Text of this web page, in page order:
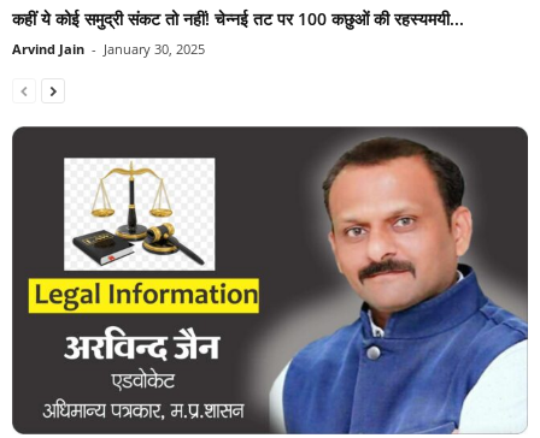
कहीं ये कोई समुद्री संकट तो नहीं! चेन्नई तट पर 100 कछुओं की रहस्यमयी...
Arvind Jain - January 30, 2025